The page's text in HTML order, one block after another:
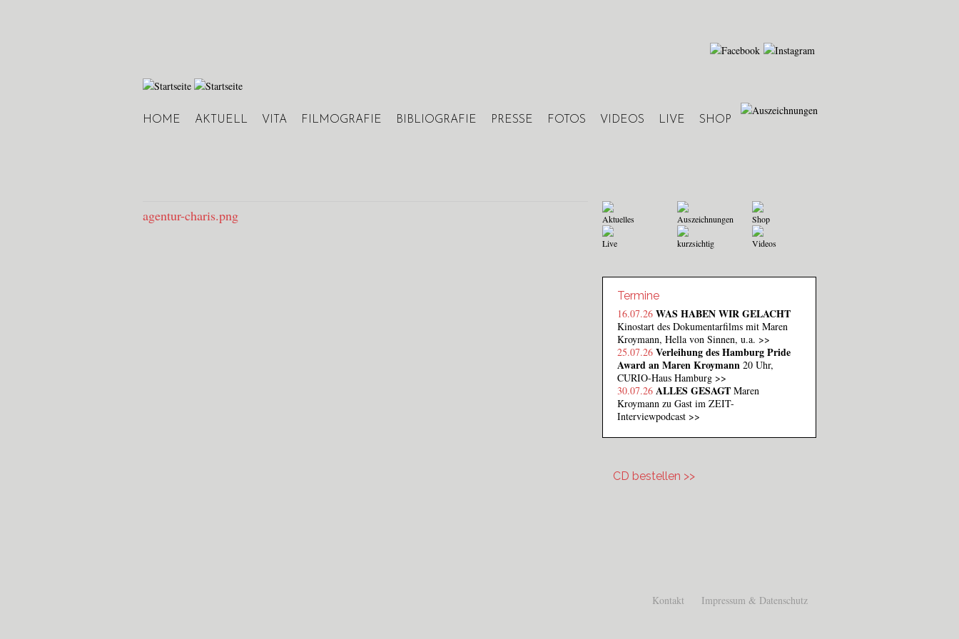
HOME AKTUELL VITA FILMOGRAFIE BIBLIOGRAFIE PRESSE FOTOS VIDEOS LIVE SHOP
agentur-charis.png Aktuelles Auszeichnungen Shop
Live kurzsichtig Videos
Termine
16.07.26 WAS HABEN WIR GELACHT
Kinostart des Dokumentarfilms mit Maren
Kroymann, Hella von Sinnen, u.a. >>
25.07.26 Verleihung des Hamburg Pride
Award an Maren Kroymann 20 Uhr,
CURIO-Haus Hamburg >>
30.07.26 ALLES GESAGT Maren
Kroymann zu Gast im ZEIT-
Interviewpodcast >>
CD bestellen >>
Kontakt Impressum & Datenschutz